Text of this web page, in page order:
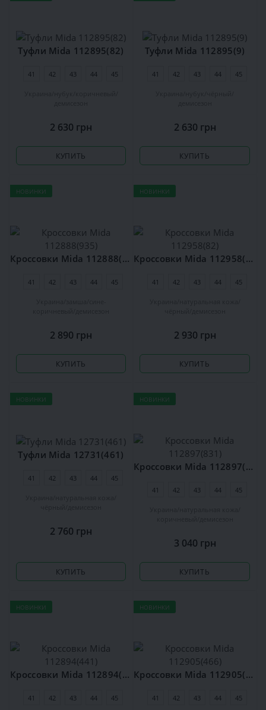
Туфли Mida 112895(82)
41 42 43 44 45
2 630 грн
КУПИТЬ
Туфли Mida 112895(9)
41 42 43 44 45
2 630 грн
КУПИТЬ
НОВИНКИ
Кроссовки Mida 112888(935)
41 42 43 44 45
2 890 грн
КУПИТЬ
НОВИНКИ
Кроссовки Mida 112958(82)
41 42 43 44 45
2 930 грн
КУПИТЬ
НОВИНКИ
Туфли Mida 12731(461)
41 42 43 44 45
2 760 грн
КУПИТЬ
НОВИНКИ
Кроссовки Mida 112897(831)
41 42 43 44 45
3 040 грн
КУПИТЬ
НОВИНКИ
Кроссовки Mida 112894(441)
41 42 43 44 45
НОВИНКИ
Кроссовки Mida 112905(466)
41 42 43 44 45